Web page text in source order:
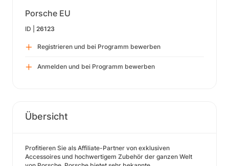
Porsche EU
ID | 26123
Registrieren und bei Programm bewerben
Anmelden und bei Programm bewerben
Übersicht
Profitieren Sie als Affiliate-Partner von exklusiven
Accessoires und hochwertigem Zubehör der ganzen Welt